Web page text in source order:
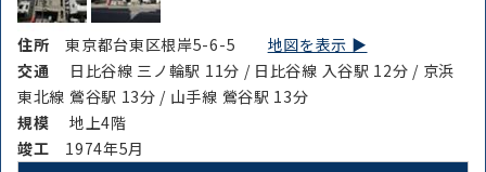
住所東京都台東区根岸5-6-5 地図を表示 ▶︎
交通
日比谷線 三ノ輪駅 11分 / 日比谷線 入谷駅 12分 / 京浜
東北線 鶯谷駅 13分 / 山手線 鶯谷駅 13分
規模
地上4階
竣⼯ 1974年5月